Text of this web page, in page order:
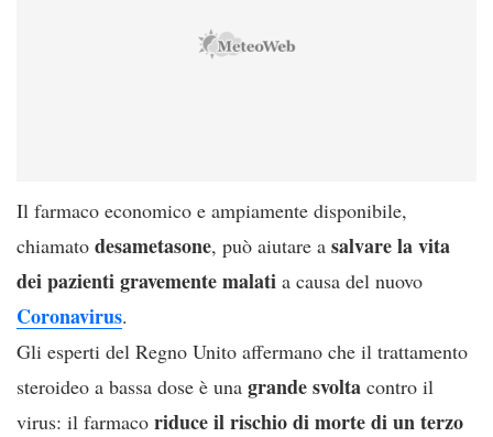
Il farmaco economico e ampiamente disponibile,
chiamato desametasone, può aiutare a salvare la vita
dei pazienti gravemente malati a causa del nuovo
Coronavirus.
Gli esperti del Regno Unito affermano che il trattamento
steroideo a bassa dose è una grande svolta contro il
virus: il farmaco riduce il rischio di morte di un terzo